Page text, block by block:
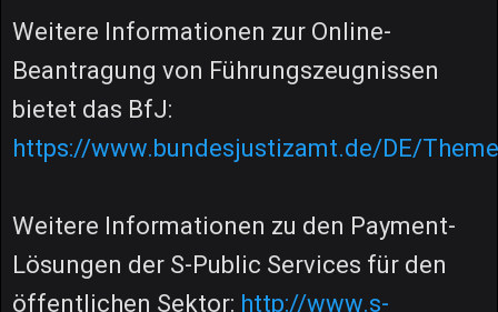
Weitere Informationen zur Online-
Beantragung von Führungszeugnissen
bietet das BfJ:
https://www.bundesjustizamt.de/DE/
Weitere Informationen zu den Payment-
Lösungen der S-Public Services für den
öffentlichen Sektor: http://www.s-